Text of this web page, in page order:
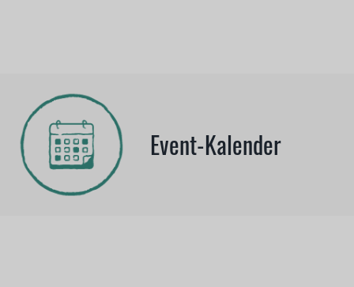
Event-Kalender